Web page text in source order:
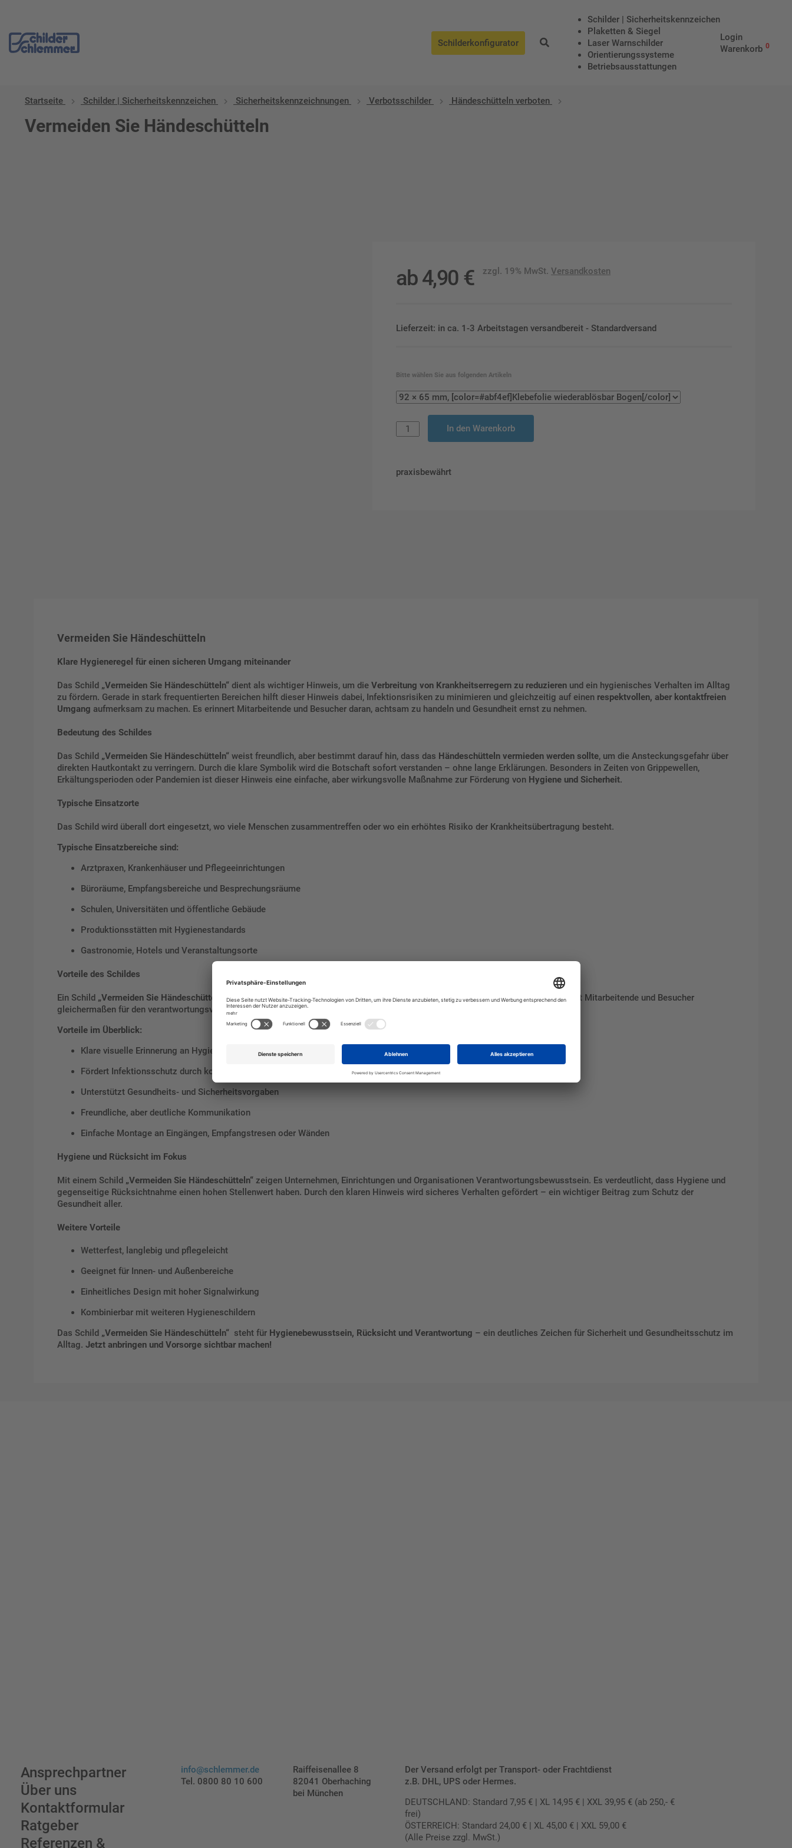
Schilderkonfigurator
Schilder | Sicherheitskennzeichen
Plaketten & Siegel
Laser Warnschilder
Orientierungssysteme
Betriebs­aus­stattungen
Login
Warenkorb 0
Startseite Schilder | Sicherheitskennzeichen Sicherheitskennzeichnungen Verbotsschilder Händeschütteln verboten
Vermeiden Sie Händeschütteln
ab4,90 € zzgl. 19% MwSt.Versandkosten
Lieferzeit: in ca. 1-3 Arbeitstagen versandbereit - Standardversand
Bitte wählen Sie aus folgenden Artikeln
In den Warenkorb
praxisbewährt
Vermeiden Sie Händeschütteln
Klare Hygieneregel für einen sicheren Umgang miteinander
Das Schild „Vermeiden Sie Händeschütteln“ dient als wichtiger Hinweis, um die Verbreitung von Krankheitserregern zu reduzieren und ein hygienisches Verhalten im Alltag
zu fördern. Gerade in stark frequentierten Bereichen hilft dieser Hinweis dabei, Infektionsrisiken zu minimieren und gleichzeitig auf einen respektvollen, aber kontaktfreien
Umgang aufmerksam zu machen. Es erinnert Mitarbeitende und Besucher daran, achtsam zu handeln und Gesundheit ernst zu nehmen.
Bedeutung des Schildes
Das Schild „Vermeiden Sie Händeschütteln“ weist freundlich, aber bestimmt darauf hin, dass das Händeschütteln vermieden werden sollte, um die Ansteckungsgefahr über
direkten Hautkontakt zu verringern. Durch die klare Symbolik wird die Botschaft sofort verstanden – ohne lange Erklärungen. Besonders in Zeiten von Grippewellen,
Erkältungsperioden oder Pandemien ist dieser Hinweis eine einfache, aber wirkungsvolle Maßnahme zur Förderung von Hygiene und Sicherheit.
Typische Einsatzorte
Das Schild wird überall dort eingesetzt, wo viele Menschen zusammentreffen oder wo ein erhöhtes Risiko der Krankheitsübertragung besteht.
Typische Einsatzbereiche sind:
Arztpraxen, Krankenhäuser und Pflegeeinrichtungen
Büroräume, Empfangsbereiche und Besprechungsräume
Schulen, Universitäten und öffentliche Gebäude
Produktionsstätten mit Hygienestandards
Gastronomie, Hotels und Veranstaltungsorte
Vorteile des Schildes
Ein Schild „Vermeiden Sie Händeschütteln“ trägt aktiv zu einem hygienischen und gesundheitsbewussten Umfeld bei. Es sensibilisiert Mitarbeitende und Besucher
gleichermaßen für den verantwortungsvollen Umgang miteinander und unterstützt betriebliche Hygienekonzepte wirkungsvoll.
Vorteile im Überblick:
Klare visuelle Erinnerung an Hygienemaßnahmen
Fördert Infektionsschutz durch kontaktfreie Begrüßung
Unterstützt Gesundheits- und Sicherheitsvorgaben
Freundliche, aber deutliche Kommunikation
Einfache Montage an Eingängen, Empfangstresen oder Wänden
Hygiene und Rücksicht im Fokus
Mit einem Schild „Vermeiden Sie Händeschütteln“ zeigen Unternehmen, Einrichtungen und Organisationen Verantwortungsbewusstsein. Es verdeutlicht, dass Hygiene und
gegenseitige Rücksichtnahme einen hohen Stellenwert haben. Durch den klaren Hinweis wird sicheres Verhalten gefördert – ein wichtiger Beitrag zum Schutz der
Gesundheit aller.
Weitere Vorteile
Wetterfest, langlebig und pflegeleicht
Geeignet für Innen- und Außenbereiche
Einheitliches Design mit hoher Signalwirkung
Kombinierbar mit weiteren Hygieneschildern
Das Schild „Vermeiden Sie Händeschütteln“ steht für Hygienebewusstsein, Rücksicht und Verantwortung – ein deutliches Zeichen für Sicherheit und Gesundheitsschutz im
Alltag. Jetzt anbringen und Vorsorge sichtbar machen!
Ansprechpartner
Über uns
Kontaktformular
Ratgeber
Referenzen &
info@schlemmer.de
Tel. 0800 80 10 600
Raiffeisenallee 8
82041 Oberhaching
bei München
Der Versand erfolgt per Transport- oder Frachtdienst
z.B. DHL, UPS oder Hermes.
DEUTSCHLAND: Standard 7,95 € | XL 14,95 € | XXL 39,95 € (ab 250,- €
frei)
ÖSTERREICH: Standard 24,00 € | XL 45,00 € | XXL 59,00 €
(Alle Preise zzgl. MwSt.)